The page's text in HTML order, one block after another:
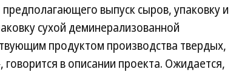
выпуск сыров, упаковку и
сухой деминерализованной
продуктом производства твердых,
в описании проекта. Ожидается,